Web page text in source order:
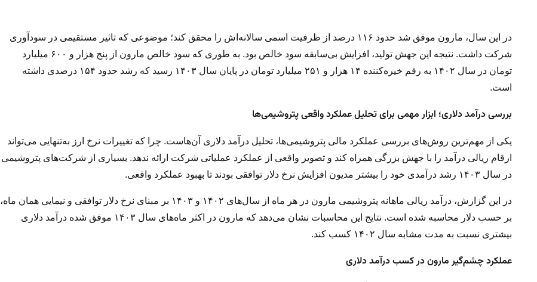
در این سال، مارون موفق شد حدود ۱۱۶ درصد از ظرفیت اسمی سالانه‌اش را محقق کند؛ موضوعی که تاثیر مستقیمی در سودآوری
شرکت داشت. نتیجه این جهش تولید، افزایش بی‌سابقه سود خالص بود. به طوری که سود خالص مارون از پنج هزار و ۶۰۰ میلیارد
تومان در سال ۱۴۰۲ به رقم خیره‌کننده ۱۴ هزار و ۲۵۱ میلیارد تومان در پایان سال ۱۴۰۳ رسید که رشد حدود ۱۵۴ درصدی داشته
است.
بررسی درآمد دلاری؛ ابزار مهمی برای تحلیل عملکرد واقعی پتروشیمی‌ها
یکی از مهم‌ترین روش‌های بررسی عملکرد مالی پتروشیمی‌ها، تحلیل درآمد دلاری آن‌هاست. چرا که تغییرات نرخ ارز به‌تنهایی می‌تواند
ارقام ریالی درآمد را با جهش بزرگی همراه کند و تصویر واقعی از عملکرد عملیاتی شرکت ارائه ندهد. بسیاری از شرکت‌های پتروشیمی
در سال ۱۴۰۳ رشد درآمدی خود را بیشتر مدیون افزایش نرخ دلار توافقی بودند تا بهبود عملکرد واقعی.
در این گزارش، درآمد ریالی ماهانه پتروشیمی مارون در هر ماه از سال‌های ۱۴۰۲ و ۱۴۰۳ بر مبنای نرخ دلار توافقی و نیمایی همان ماه،
بر حسب دلار محاسبه شده است. نتایج این محاسبات نشان می‌دهد که مارون در اکثر ماه‌های سال ۱۴۰۳ موفق شده درآمد دلاری
بیشتری نسبت به مدت مشابه سال ۱۴۰۲ کسب کند.
عملکرد چشم‌گیر مارون در کسب درآمد دلاری